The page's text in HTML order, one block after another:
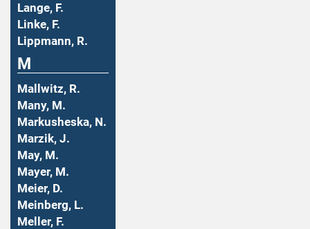
Lange, F.
Linke, F.
Lippmann, R.
M
Mallwitz, R.
Many, M.
Markusheska, N.
Marzik, J.
May, M.
Mayer, M.
Meier, D.
Meinberg, L.
Meller, F.